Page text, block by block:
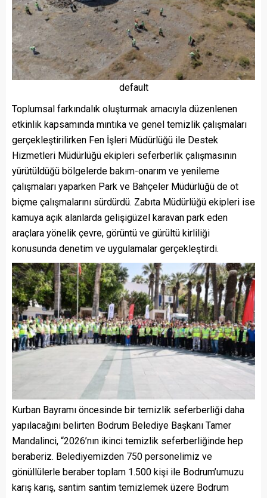
default
Toplumsal farkındalık oluşturmak amacıyla düzenlenen
etkinlik kapsamında mıntıka ve genel temizlik çalışmaları
gerçekleştirilirken Fen İşleri Müdürlüğü ile Destek
Hizmetleri Müdürlüğü ekipleri seferberlik çalışmasının
yürütüldüğü bölgelerde bakım-onarım ve yenileme
çalışmaları yaparken Park ve Bahçeler Müdürlüğü de ot
biçme çalışmalarını sürdürdü. Zabıta Müdürlüğü ekipleri ise
kamuya açık alanlarda gelişigüzel karavan park eden
araçlara yönelik çevre, görüntü ve gürültü kirliliği
konusunda denetim ve uygulamalar gerçekleştirdi.
Kurban Bayramı öncesinde bir temizlik seferberliği daha
yapılacağını belirten Bodrum Belediye Başkanı Tamer
Mandalinci, “2026’nın ikinci temizlik seferberliğinde hep
beraberiz. Belediyemizden 750 personelimiz ve
gönüllülerle beraber toplam 1.500 kişi ile Bodrum’umuzu
karış karış, santim santim temizlemek üzere Bodrum